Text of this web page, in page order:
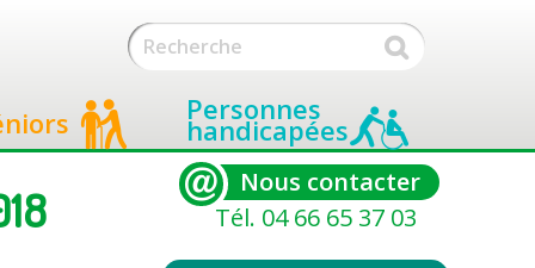
Personnes
handicapées
Nous contacter
Tél. 04 66 65 37 03